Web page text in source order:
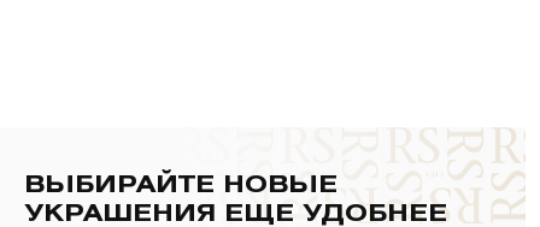
ВЫБИРАЙТЕ НОВЫЕ
УКРАШЕНИЯ ЕЩЕ УДОБНЕЕ